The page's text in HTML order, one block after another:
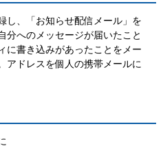
、「お知らせ配信メール」を
分へのメッセージが届いたこと
に書き込みがあったことをメー
アドレスを個人の携帯メールに